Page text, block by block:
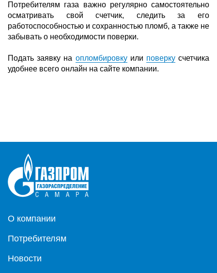
Потребителям газа важно регулярно самостоятельно
осматривать свой счетчик, следить за его
работоспособностью и сохранностью пломб, а также не
забывать о необходимости поверки.
Подать заявку на опломбировкуили поверкусчетчика
удобнее всего онлайн на сайте компании.
О компании
Потребителям
Новости